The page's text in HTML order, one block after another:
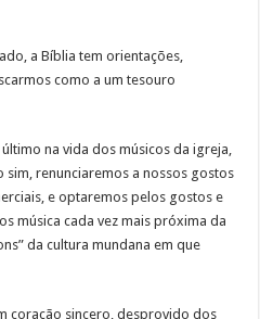
a Bíblia tem orientações,
como a um tesouro
na vida dos músicos da igreja,
renunciaremos a nossos gostos
e optaremos pelos gostos e
música cada vez mais próxima da
da cultura mundana em que
coração sincero, desprovido dos